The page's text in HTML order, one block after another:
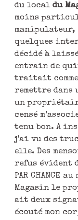
du local du
moins
manipulateur,
quelques
décidé à
entrain de
traitait comme
remettre dans
un
censé
tenu bon. A
j’ai vu des
elle. Des
refus évident
PAR CHANCE
Magasin le
ait deux
écouté mon